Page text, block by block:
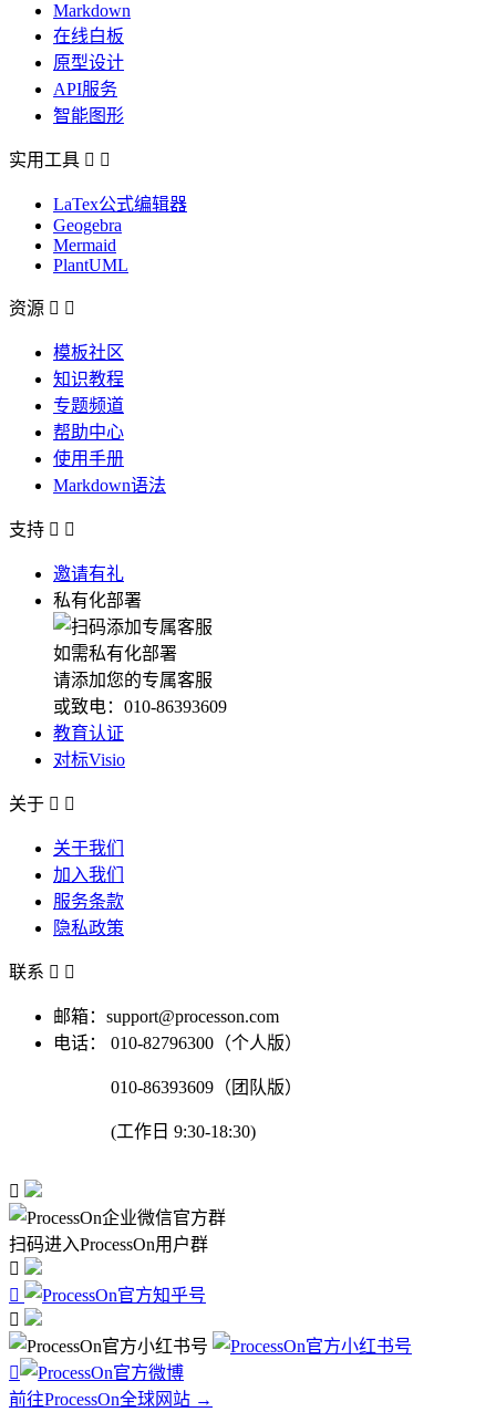
Markdown
在线白板
原型设计
API服务
智能图形
实用工具  
LaTex公式编辑器
Geogebra
Mermaid
PlantUML
资源  
模板社区
知识教程
专题频道
帮助中心
使用手册
Markdown语法
支持  
邀请有礼
私有化部署
如需私有化部署
请添加您的专属客服
或致电：010-86393609
教育认证
对标Visio
关于  
关于我们
加入我们
服务条款
隐私政策
联系  
邮箱：support@processon.com
电话：
010-82796300（个人版）
010-86393609（团队版）
(工作日 9:30-18:30)

扫码进入ProcessOn用户群




前往ProcessOn全球网站 →